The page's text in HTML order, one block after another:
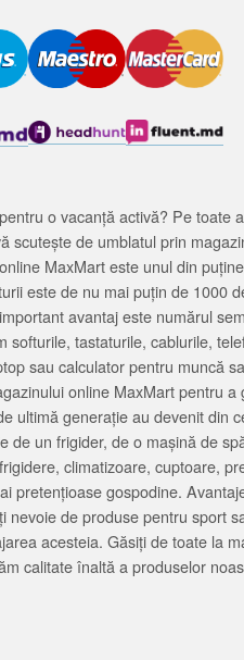
o vacanță activă? Pe toate
de umblatul prin
MaxMart este unul din
este de nu mai puțin de 1000
avantaj este numărul
tastaturile, cablurile,
sau calculator pentru muncă
online MaxMart pentru
ultimă generație au devenit din
un frigider, de o mașină de
climatizoare, cuptoare,
gospodine.
de produse pentru sport
acesteia. Găsiți de toate la
calitate înaltă a produselor